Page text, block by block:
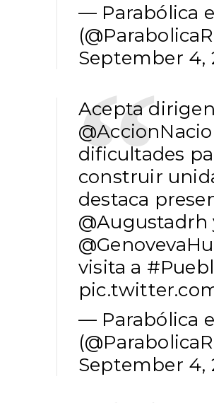
— Parabólica
September 4,
Acepta
dificultades
construir
destaca
@Augustadrh
visita a
— Parabólica
September 4,